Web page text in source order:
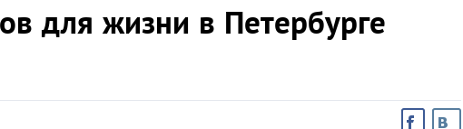
для жизни в Петербурге